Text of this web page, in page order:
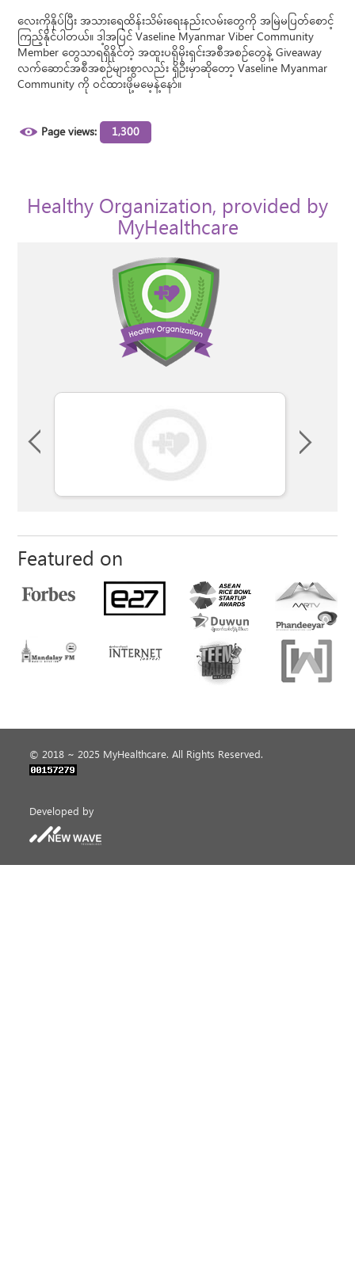
လေးကိုနှိပ်ပြီး အသားရေထိန်းသိမ်းရေးနည်းလမ်းတွေကို အမြဲမပြတ်စောင့်
ကြည့်နိုင်ပါတယ်။ ဒါ့အပြင် Vaseline Myanmar Viber Community
Member တွေသာရရှိနိုင်တဲ့ အထူးပရိုမိုးရှင်းအစီအစဉ်တွေနဲ့ Giveaway
လက်ဆောင်အစီအစဉ်များစွာလည်း ရှိဦးမှာဆိုတော့ Vaseline Myanmar
Community ကို ဝင်ထားဖို့မမေ့နဲ့နော်။
Page views: 1,300
Healthy Organization, provided by
MyHealthcare
Featured on
© 2018 ~ 2025 MyHealthcare. All Rights Reserved.
Developed by